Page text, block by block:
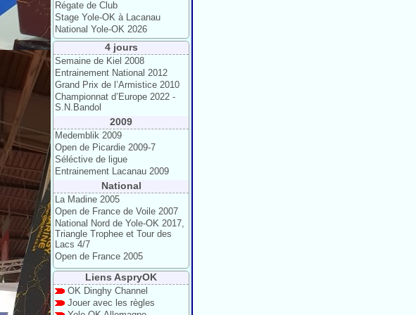
Régate de Club
Stage Yole-OK à Lacanau
National Yole-OK 2026
4 jours
Semaine de Kiel 2008
Entrainement National 2012
Grand Prix de l’Armistice 2010
Championnat d’Europe 2022 -
S.N.Bandol
2009
Medemblik 2009
Open de Picardie 2009-7
Séléctive de ligue
Entrainement Lacanau 2009
National
La Madine 2005
Open de France de Voile 2007
National Nord de Yole-OK 2017,
Triangle Trophee et Tour des
Lacs 4/7
Open de France 2005
Liens AspryOK
OK Dinghy Channel
Jouer avec les règles